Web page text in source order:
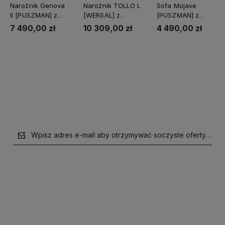
Narożnik Genova
II [PUSZMAN] z
funkcją spania
7 490,00 zł
Narożnik TOLLO L
[WERSAL] z
funkcją relaks i
elektrycznym
10 309,00 zł
Sofa Mojave
[PUSZMAN] z
funkcją spania i
pojemnikiem
4 490,00 zł
Wpisz adres e-mail aby otrzymywać soczyste oferty i